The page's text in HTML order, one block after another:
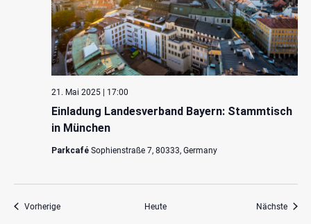
Einladung Landesverband Bayern: Stammtisch
in München
21. Mai 2025 | 17:00
Parkcafé Sophienstraße 7, 80333, Germany
VorherigeVeranstaltungen Heute Nächste